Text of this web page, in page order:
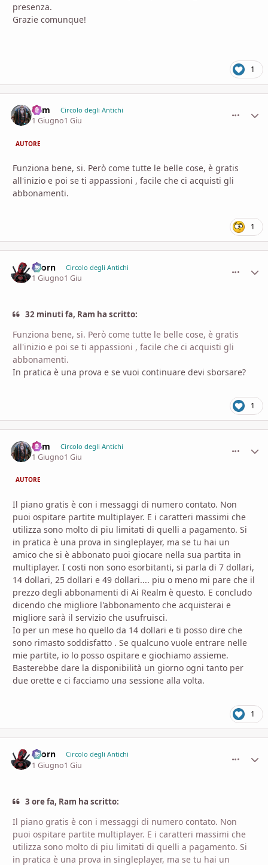
presenza.
Grazie comunque!
1
Ram Circolo degli Antichi
1 Giugno1 Giu
AUTORE
Funziona bene, si. Però come tutte le belle cose, è gratis
all'inizio e poi se ti appassioni , facile che ci acquisti gli
abbonamenti.
1
Zaorn Circolo degli Antichi
1 Giugno1 Giu
32 minuti fa, Ram ha scritto:
Funziona bene, si. Però come tutte le belle cose, è gratis
all'inizio e poi se ti appassioni , facile che ci acquisti gli
abbonamenti.
In pratica è una prova e se vuoi continuare devi sborsare?
1
Ram Circolo degli Antichi
1 Giugno1 Giu
AUTORE
Il piano gratis è con i messaggi di numero contato. Non
puoi ospitare partite multiplayer. E i caratteri massimi che
utilizza sono molto di piu limitati di quelli a pagamento. Si
in pratica è una prova in singleplayer, ma se tu hai un
amico che si è abbonato puoi giocare nella sua partita in
multiplayer. I costi non sono esorbitanti, si parla di 7 dollari,
14 dollari, 25 dollari e 49 dollari.... piu o meno mi pare che il
prezzo degli abbonamenti di Ai Realm è questo. E concludo
dicendo che migliore l'abbonamento che acquisterai e
migliore sarà il servizio che usufruisci.
Io per un mese ho quello da 14 dollari e ti posso dire che
sono rimasto soddisfatto . Se qualcuno vuole entrare nelle
mie partite, io lo posso ospitare e giochiamo assieme.
Basterebbe dare la disponibilità un giorno ogni tanto per
due orette e ci facciamo una sessione alla volta.
1
Zaorn Circolo degli Antichi
1 Giugno1 Giu
3 ore fa, Ram ha scritto:
Il piano gratis è con i messaggi di numero contato. Non
puoi ospitare partite multiplayer. E i caratteri massimi che
utilizza sono molto di piu limitati di quelli a pagamento. Si
in pratica è una prova in singleplayer, ma se tu hai un